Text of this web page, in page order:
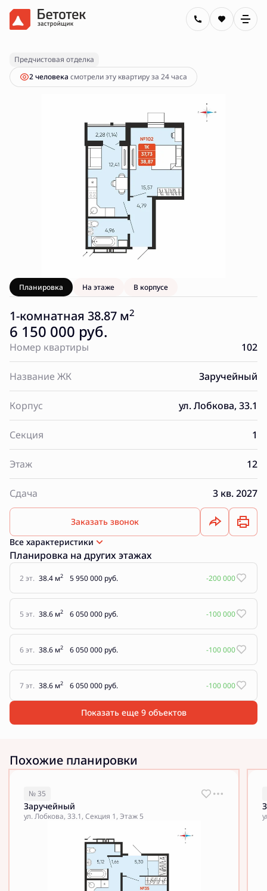
1-комнатная38.87 м 6 150 000 руб.
Предчистовая отделка
2 человекa смотрели эту квартиру за 24 часа
Планировка На этаже В корпусе
1-комнатная 38.87 м2
6 150 000 руб.
Номер квартиры 102
Название ЖК Заручейный
Корпус ул. Лобкова, 33.1
Секция 1
Этаж 12
Сдача 3 кв. 2027
Заказать звонок
Все характеристики
Планировка на других этажах
2 эт. 38.4 м2 5 950 000 руб. -200 000
5 эт. 38.6 м2 6 050 000 руб. -100 000
6 эт. 38.6 м2 6 050 000 руб. -100 000
7 эт. 38.6 м2 6 050 000 руб. -100 000
Показать еще 9 объектов
Похожие планировки
№ 35
Заручейный
ул. Лобкова, 33.1, Секция 1, Этаж 5